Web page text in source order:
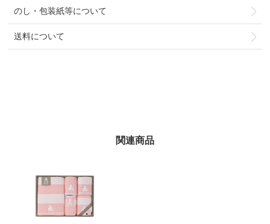
のし・包装紙等について
送料について
関連商品